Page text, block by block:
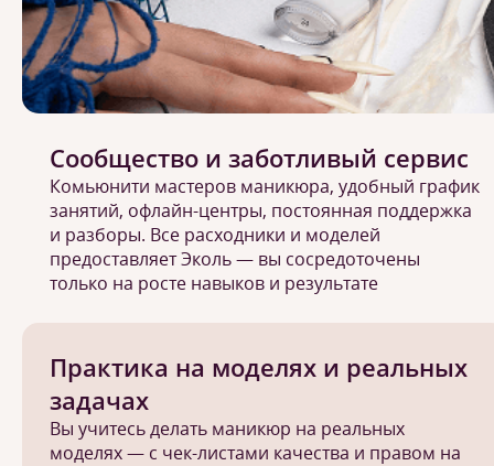
Практика на моделях и реальных
задачах
Вы учитесь делать маникюр на реальных
моделях — с чек-листами качества и правом на
Сообщество и заботливый сервис
Комьюнити мастеров маникюра, удобный график
занятий, офлайн-центры, постоянная поддержка
и разборы. Все расходники и моделей
предоставляет Эколь — вы сосредоточены
только на росте навыков и результате